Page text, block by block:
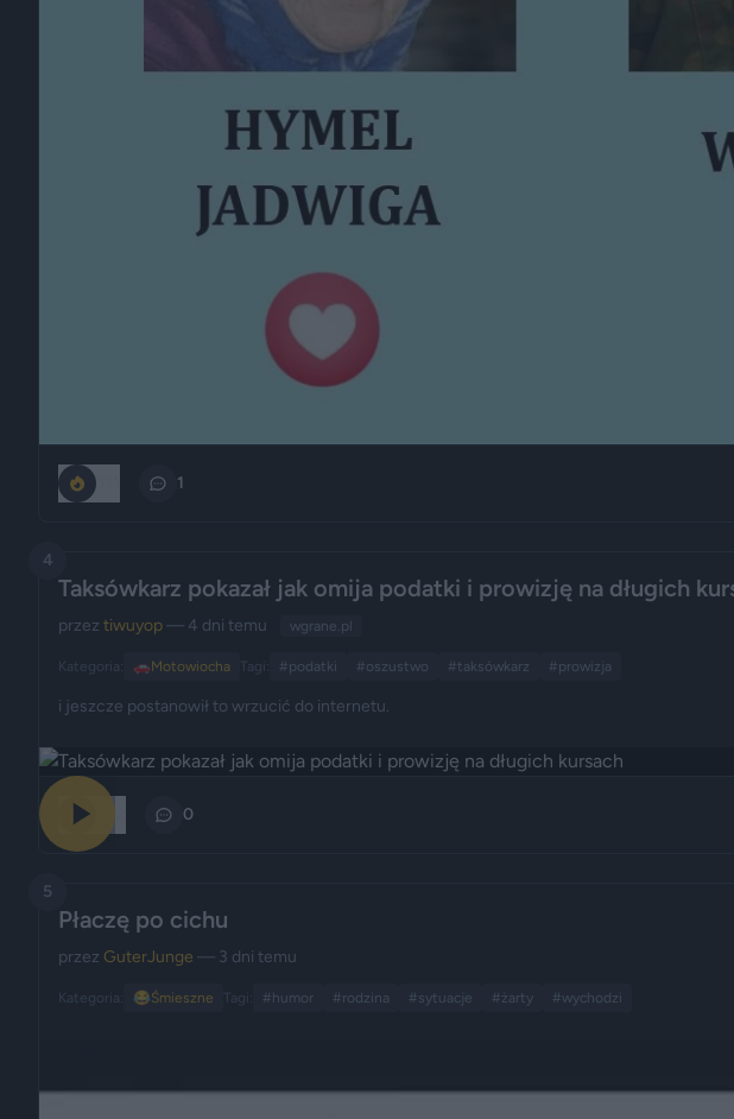
1
4
Taksówkarz pokazał jak omija podatki i prowizję na długich
przez tiwuyop— 4 dni temu wgrane.pl
Kategoria: 🚗Motowiocha Tagi: #podatki #oszustwo #taksówkarz #prowizja
i jeszcze postanowił to wrzucić do internetu.
0
5
Płaczę po cichu
przez GuterJunge — 3 dni temu
Kategoria: 😂Śmieszne Tagi: #humor #rodzina #sytuacje #żarty #wychodzi